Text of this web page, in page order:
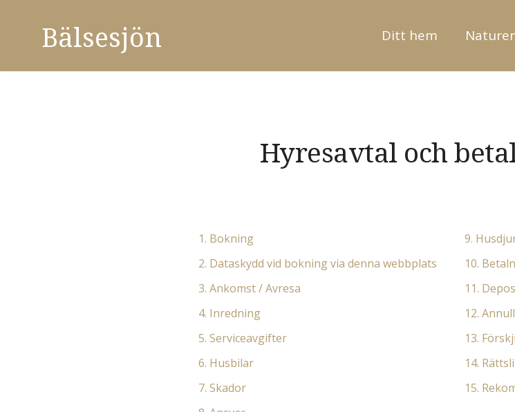
Bälsesjön Ditt hem
Hyresavtal och
1. Bokning
2. Dataskydd vid bokning via denna webbplats
3. Ankomst / Avresa
4. Inredning
5. Serviceavgifter
6. Husbilar
7. Skador
9.
10.
11.
12.
13.
14.
15.